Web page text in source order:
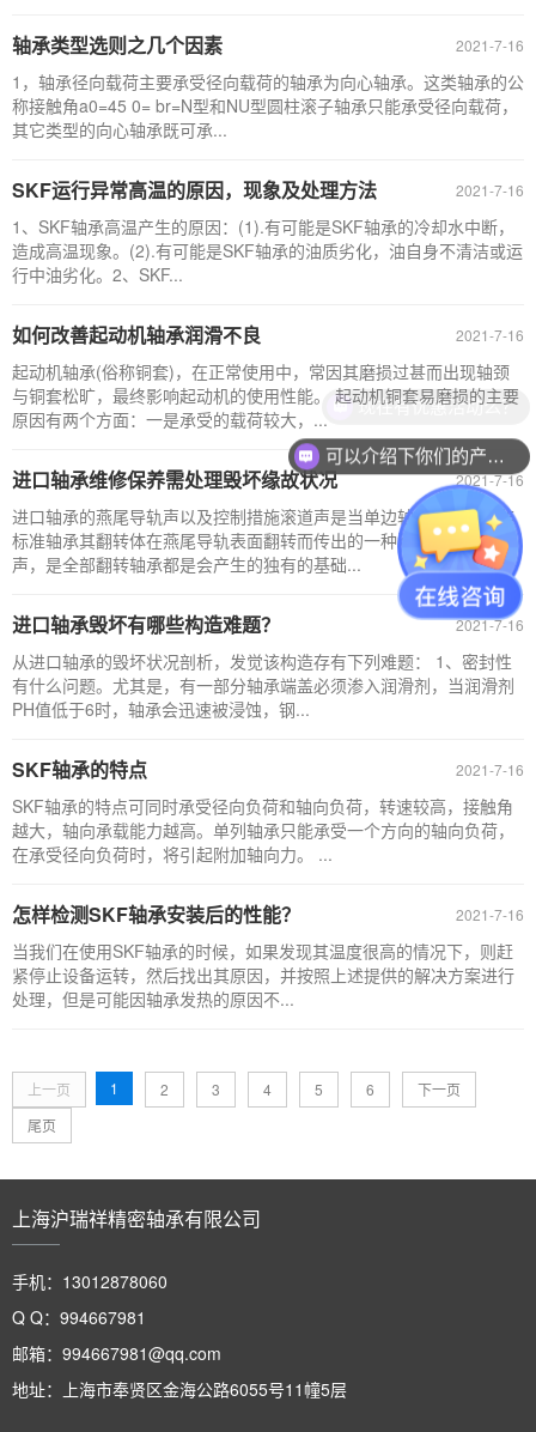
2021-7-16
轴承类型选则之几个因素
1，轴承径向载荷主要承受径向载荷的轴承为向心轴承。这类轴承的公
称接触角a0=45 0= br=N型和NU型圆柱滚子轴承只能承受径向载荷，
其它类型的向心轴承既可承...
2021-7-16
SKF运行异常高温的原因，现象及处理方法
1、SKF轴承高温产生的原因：(1).有可能是SKF轴承的冷却水中断，
造成高温现象。(2).有可能是SKF轴承的油质劣化，油自身不清洁或运
行中油劣化。2、SKF...
2021-7-16
如何改善起动机轴承润滑不良
起动机轴承(俗称铜套)，在正常使用中，常因其磨损过甚而出现轴颈
与铜套松旷，最终影响起动机的使用性能。 起动机铜套易磨损的主要
原因有两个方面：一是承受的载荷较大，...
2021-7-16
进口轴承维修保养需处理毁坏缘故状况
进口轴承的燕尾导轨声以及控制措施滚道声是当单边轴承运行时，非
标准轴承其翻转体在燕尾导轨表面翻转而传出的一种滑滑持续的响
声，是全部翻转轴承都是会产生的独有的基础...
2021-7-16
进口轴承毁坏有哪些构造难题？
从进口轴承的毁坏状况剖析，发觉该构造存有下列难题： 1、密封性
有什么问题。尤其是，有一部分轴承端盖必须渗入润滑剂，当润滑剂
PH值低于6时，轴承会迅速被浸蚀，钢...
2021-7-16
SKF轴承的特点
SKF轴承的特点可同时承受径向负荷和轴向负荷，转速较高，接触角
越大，轴向承载能力越高。单列轴承只能承受一个方向的轴向负荷，
在承受径向负荷时，将引起附加轴向力。 ...
2021-7-16
怎样检测SKF轴承安装后的性能？
当我们在使用SKF轴承的时候，如果发现其温度很高的情况下，则赶
紧停止设备运转，然后找出其原因，并按照上述提供的解决方案进行
处理，但是可能因轴承发热的原因不...
上一页 1 2 3 4 5 6
下一页
尾页
上海沪瑞祥精密轴承有限公司
手机：13012878060
Q Q：994667981
邮箱：994667981@qq.com
地址：上海市奉贤区金海公路6055号11幢5层
现在有优惠活动么？